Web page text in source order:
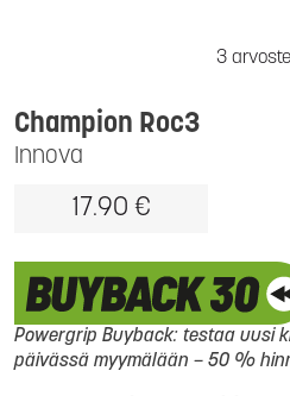
3
Innova
Champion Roc3
17.90 €
Powergrip Buyback: testaa uusi
päivässä myymälään – 50 %